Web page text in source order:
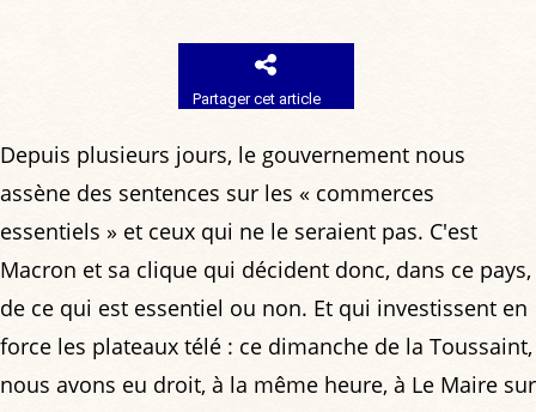
Partager cet article
Depuis plusieurs jours, le gouvernement nous
assène des sentences sur les « commerces
essentiels » et ceux qui ne le seraient pas. C'est
Macron et sa clique qui décident donc, dans ce pays,
de ce qui est essentiel ou non. Et qui investissent en
force les plateaux télé : ce dimanche de la Toussaint,
nous avons eu droit, à la même heure, à Le Maire sur